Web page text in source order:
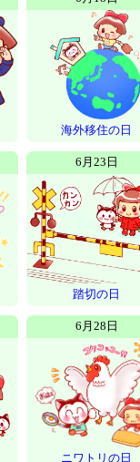
海外移住の日
6月23日
踏切の日
6月28日
ニワトリの日